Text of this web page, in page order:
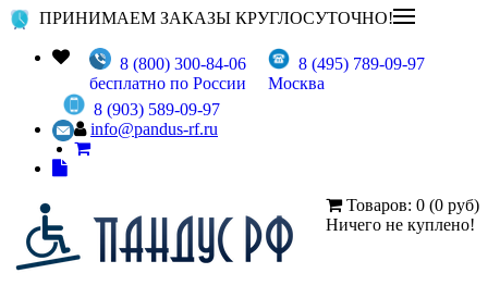
ПРИНИМАЕМ ЗАКАЗЫ КРУГЛОСУТОЧНО!
8 (800) 300-84-06
бесплатно по России
8 (495) 789-09-97
Москва
8 (903) 589-09-97
info@pandus-rf.ru
Товаров: 0 (0 руб)
Ничего не куплено!